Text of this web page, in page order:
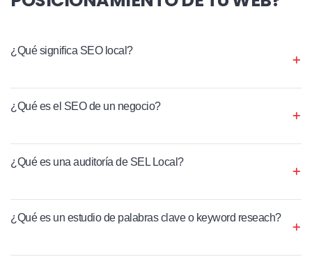
¿Qué significa SEO local?
¿Qué es el SEO de un negocio?
¿Qué es una auditoría de SEL Local?
¿Qué es un estudio de palabras clave o keyword reseach?